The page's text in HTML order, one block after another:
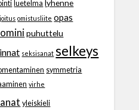
luetelma lyhenne
omistusliite opas
puhuttelu
seksisanat selkeys
symmetria
virhe
yleiskieli